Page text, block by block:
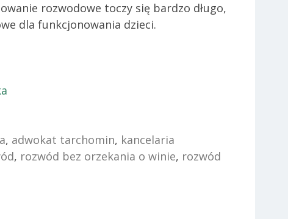
rozwodowe toczy się bardzo długo,
dla funkcjonowania dzieci.
, adwokat tarchomin, kancelaria
, rozwód bez orzekania o winie, rozwód